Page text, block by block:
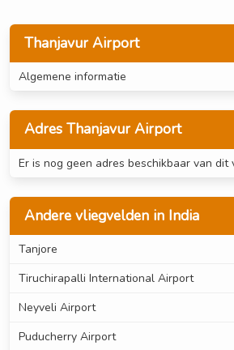
Thanjavur Airport
Algemene informatie
Adres Thanjavur Airport
Er is nog geen adres beschikbaar van dit
Andere vliegvelden in India
Tanjore
Tiruchirapalli International Airport
Neyveli Airport
Puducherry Airport